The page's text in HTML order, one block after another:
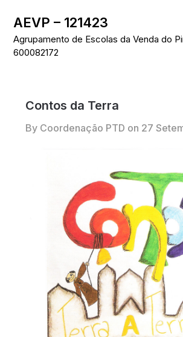
content
AEVP – 121423
Agrupamento de Escolas da Venda do
600082172
Contos da Terra
By Coordenação PTD on 27